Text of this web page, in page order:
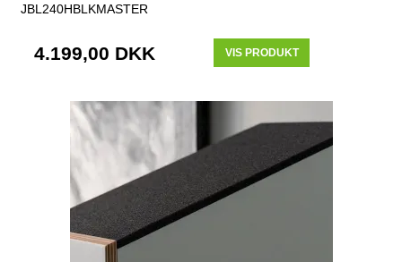
JBL240HBLKMASTER
4.199,00 DKK VIS PRODUKT